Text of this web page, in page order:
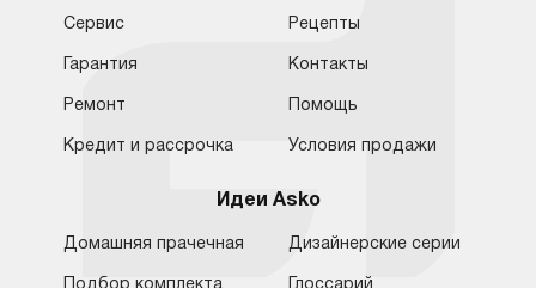
Сервис
Гарантия
Ремонт
Кредит и рассрочка
Рецепты
Контакты
Помощь
Условия продажи
Идеи Asko
Домашняя прачечная Дизайнерские серии